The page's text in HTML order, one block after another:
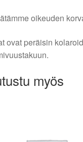
oikeuden
ovat peräisin
myös